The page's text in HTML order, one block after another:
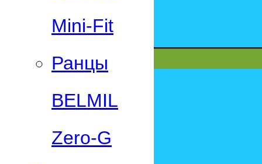
Mini-Fit
Ранцы
BELMIL
Zero-G